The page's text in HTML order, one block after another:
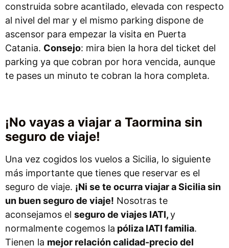
construida sobre acantilado, elevada con respecto
al nivel del mar y el mismo parking dispone de
ascensor para empezar la visita en Puerta
Catania. Consejo: mira bien la hora del ticket del
parking ya que cobran por hora vencida, aunque
te pases un minuto te cobran la hora completa.
¡No vayas a viajar a Taormina sin
seguro de viaje!
Una vez cogidos los vuelos a Sicilia, lo siguiente
más importante que tienes que reservar es el
seguro de viaje. ¡Ni se te ocurra viajar a Sicilia sin
un buen seguro de viaje! Nosotras te
aconsejamos el seguro de viajes IATI,y
normalmente cogemos la póliza IATI familia.
Tienen la mejor relación calidad-precio del